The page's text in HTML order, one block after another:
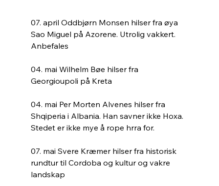
07. april Oddbjørn Monsen hilser fra øya
Sao Miguel på Azorene. Utrolig vakkert.
Anbefales
04. mai Wilhelm Bøe hilser fra
Georgioupoli på Kreta
04. mai Per Morten Alvenes hilser fra
Shqiperia i Albania. Han savner ikke Hoxa.
Stedet er ikke mye å rope hrra for.
07. mai Svere Kræmer hilser fra historisk
rundtur til Cordoba og kultur og vakre
landskap